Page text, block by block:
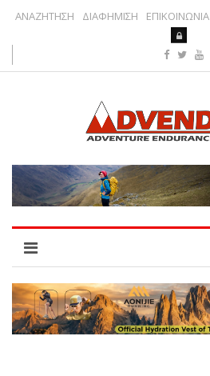
ΑΝΑΖΗΤΗΣΗ ΔΙΑΦΗΜΙΣΗ ΕΠΙΚΟΙΝΩΝΙΑ